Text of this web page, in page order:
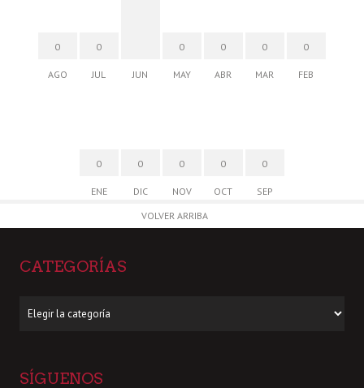
0
AGO
0
JUL JUN
0
MAY
0
ABR
0
MAR
0
FEB
0
ENE
0
DIC
0
NOV
0
OCT
0
SEP
VOLVER ARRIBA
CATEGORÍAS
SÍGUENOS